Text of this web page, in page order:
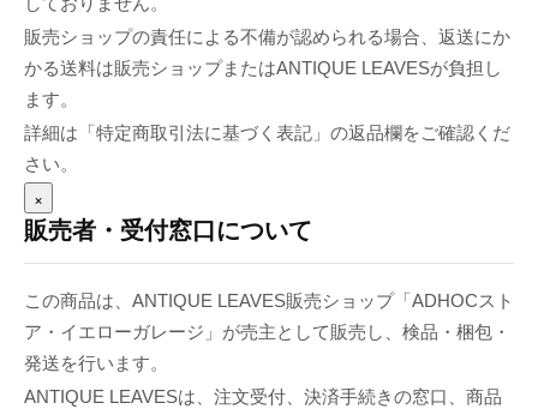
販売ショップの責任による不備が認められる場合、返送にか
かる送料は販売ショップまたはANTIQUE LEAVESが負担し
ます。
詳細は「特定商取引法に基づく表記」の返品欄をご確認くだ
さい。
×
販売者・受付窓口について
この商品は、ANTIQUE LEAVES販売ショップ「ADHOCスト
ア・イエローガレージ」が売主として販売し、検品・梱包・
発送を行います。
ANTIQUE LEAVESは、注文受付、決済手続きの窓口、商品